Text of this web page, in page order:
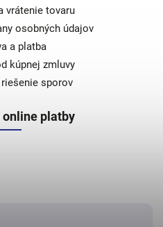
vrátenie tovaru
osobných údajov
a platba
kúpnej zmluvy
sporov
platby